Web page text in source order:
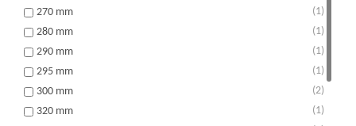
270 mm
(1)
280 mm
(1)
290 mm
(1)
295 mm
(1)
300 mm
(2)
320 mm
(1)